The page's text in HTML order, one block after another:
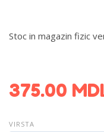
Stoc in magazin fizic
375.00
VIRSTA